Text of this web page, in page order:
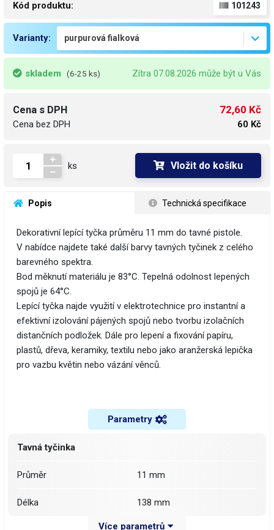
Kód produktu: 101243
Varianty:
skladem (6-25 ks) Zítra 07.08.2026 může být u Vás
Cena s DPH
Cena bez DPH
72,60 Kč
60 Kč
ks Vložit do košíku
Popis Technická specifikace
Dekorativní lepící tyčka průměru 11 mm do tavné pistole.
V nabídce najdete také další barvy tavných tyčinek z celého
barevného spektra.
Bod měknutí materiálu je 83°C. Tepelná odolnost lepených
spojů je 64°C.
​Lepící tyčka najde využití v elektrotechnice pro instantní a
efektivní izolování pájených spojů nebo tvorbu izolačních
distančních podložek. Dále pro lepení a fixování papíru,
plastů, dřeva, keramiky, textilu nebo jako aranžerská lepička
pro vazbu květin nebo vázání věnců.
Parametry
Tavná tyčinka
Průměr 11 mm
Délka 138 mm
Více parametrů